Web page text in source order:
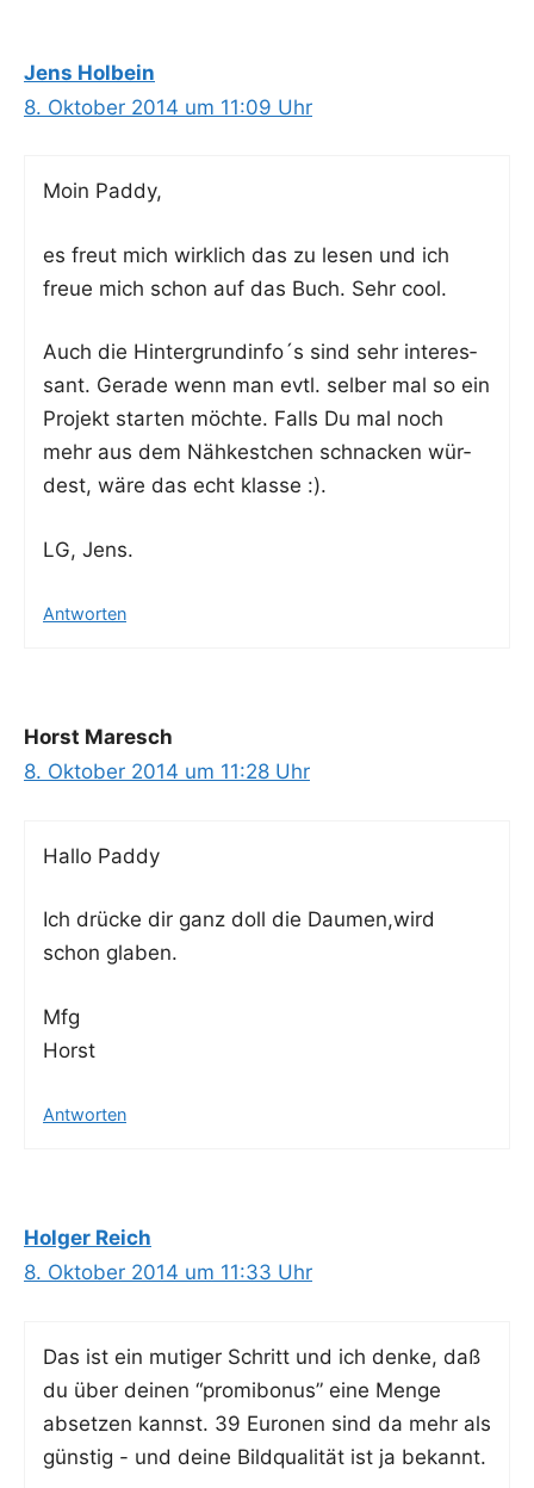
Jens Holbein
8. Oktober 2014 um 11:09 Uhr
Moin Pad­dy,
es freut mich wirk­lich das zu lesen und ich
freue mich schon auf das Buch. Sehr cool.
Auch die Hintergrundinfo´s sind sehr inter­es­
sant. Gera­de wenn man evtl. sel­ber mal so ein
Pro­jekt star­ten möch­te. Falls Du mal noch
mehr aus dem Näh­kest­chen schna­cken wür­
dest, wäre das echt klasse :).
LG, Jens.
Antworten
Horst Maresch
8. Oktober 2014 um 11:28 Uhr
Hal­lo Paddy
Ich drü­cke dir ganz doll die Daumen,wird
schon glaben.
Mfg
Horst
Antworten
Holger Reich
8. Oktober 2014 um 11:33 Uhr
Das ist ein muti­ger Schritt und ich den­ke, daß
du über dei­nen “pro­mi­bo­nus” eine Men­ge
abset­zen kannst. 39 Euro­nen sind da mehr als
güns­tig - und dei­ne Bild­qua­li­tät ist ja bekannt.